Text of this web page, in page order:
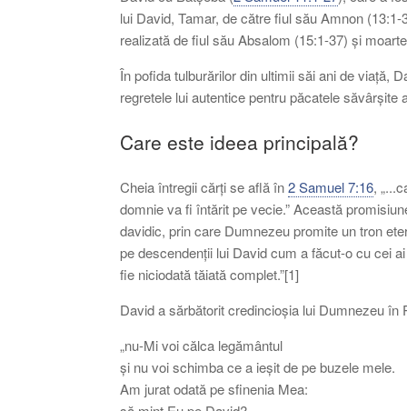
lui David, Tamar, de către fiul său Amnon
realizată de fiul său Absalom (15:1-37) și
În pofida tulburărilor din ultimii săi ani de viață,
regretele lui autentice pentru păcatele
Care este ideea principală?
Cheia întregii cărți se află în2 Samuel 7:16,
domnie va fi întărit pe vecie.” Această
davidic, prin care Dumnezeu promite un tron
pe descendenții lui David cum a făcut-o cu cei
fie niciodată tăiată complet.”[1]
David a sărbătorit credincioșia lui Dumnezeu
„nu-Mi voi călca legământul
și nu voi schimba ce a ieșit de pe buzele mele.
Am jurat odată pe sfinenia Mea: